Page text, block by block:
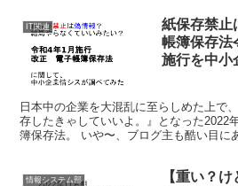
IT関連
紙保存禁止
帳簿保存法
施行を中小
日本中の企業を大混乱に至らしめた上で
存したきゃしていいよ。』となった2022
簿保存法。 いや〜、ブログ主も酷い目に
情報システム部
【重い？